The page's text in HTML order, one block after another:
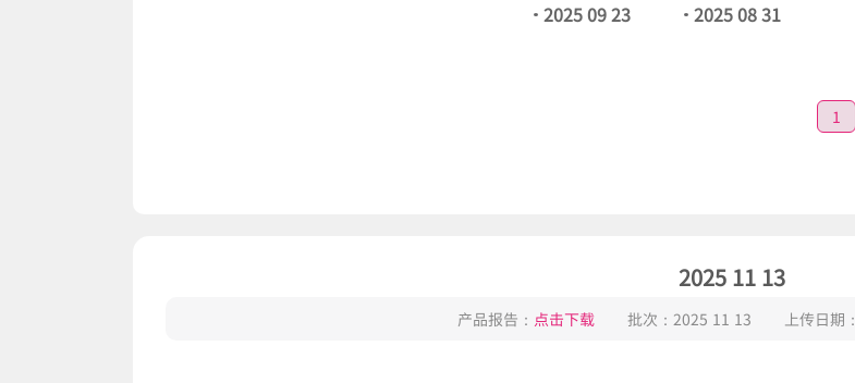
2025 09 23
2025 08 31
1
2025 11 13
产品报告： 点击下载 批次： 2025 11 13 上传日期：